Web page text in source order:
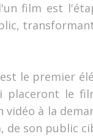
film est
le premier
placeront le
vidéo à la
de son public